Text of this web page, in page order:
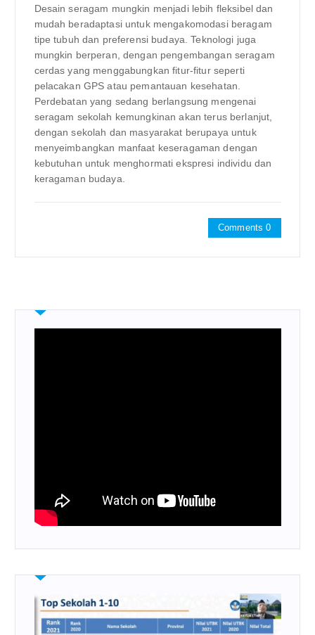
Desain seragam mungkin menjadi lebih fleksibel dan
mudah beradaptasi untuk mengakomodasi beragam
tipe tubuh dan preferensi budaya. Teknologi juga
mungkin berperan, dengan pengembangan seragam
cerdas yang menggabungkan fitur-fitur seperti
pelacakan GPS atau pemantauan kesehatan.
Perdebatan yang sedang berlangsung mengenai
seragam sekolah kemungkinan akan terus berlanjut,
dengan sekolah dan masyarakat berupaya untuk
menyeimbangkan manfaat keseragaman dengan
kebutuhan untuk menghormati ekspresi individu dan
keragaman budaya.
Comments 0